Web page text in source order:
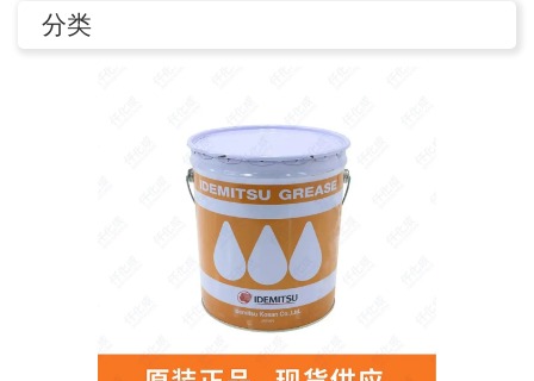
分类
0755-86192801
FS2-7 700ml 249063 LUBE润滑脂
FS2-4 400ml 249053 LUBE润滑脂